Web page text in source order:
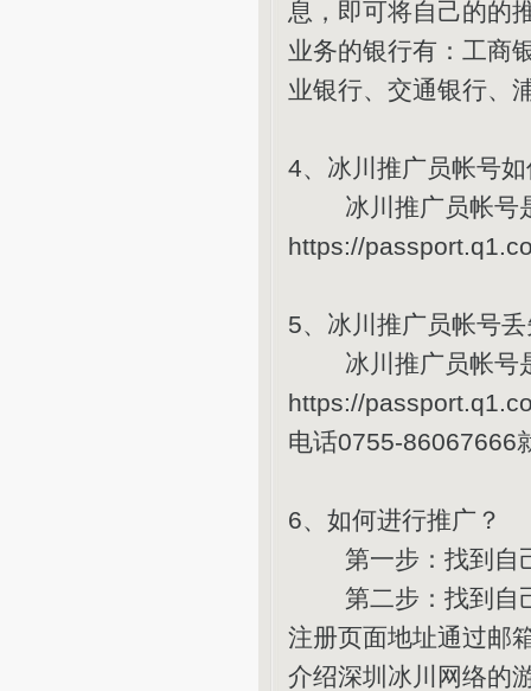
息，即可将自己的的
业务的银行有：工商
业银行、交通银行、
4、冰川推广员帐号
冰川推广员帐号是
https://
5、冰川推广员帐号
冰川推广员帐号是
https://
电话0755-86067666
6、如何进行推广？
第一步：找到自
第二步：找到自己
注册页面地址通过邮
介绍深圳冰川网络的